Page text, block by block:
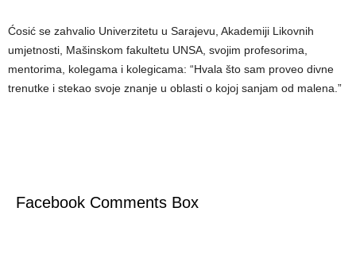
Ćosić se zahvalio Univerzitetu u Sarajevu, Akademiji Likovnih
umjetnosti, Mašinskom fakultetu UNSA, svojim profesorima,
mentorima, kolegama i kolegicama: “Hvala što sam proveo divne
trenutke i stekao svoje znanje u oblasti o kojoj sanjam od malena.”
Facebook Comments Box